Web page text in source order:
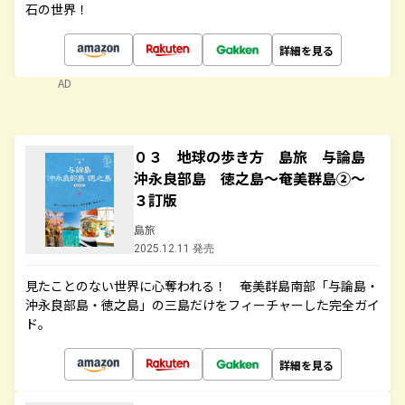
石の世界！
詳細を見る
AD
０３ 地球の歩き方 島旅 与論島
沖永良部島 徳之島～奄美群島②～
３訂版
島旅
2025.12.11 発売
見たことのない世界に心奪われる！ 奄美群島南部「与論島・
沖永良部島・徳之島」の三島だけをフィーチャーした完全ガイ
ド。
詳細を見る